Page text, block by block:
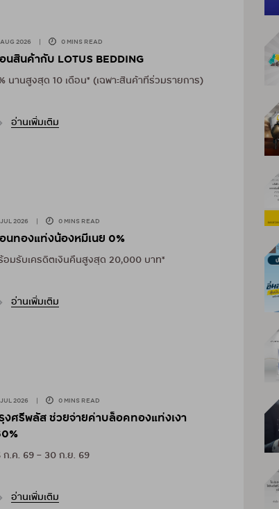
2026 0 MINS READ
นสินค้ากับ LOTUS BEDDING
นานสูงสุด 10 เดือน* (เฉพาะสินค้าที่ร่วมรายการ)
อ่านเพิ่มเติม
2026 0 MINS READ
นทองแท่งน้องหมีเนย 0%
อมรับเครดิตเงินคืนสูงสุด 20,000 บาท*
อ่านเพิ่มเติม
2026 0 MINS READ
งศรีพลัส ช่วยจ่ายค่าบล็อคทองแท่งเงา
ก.ค. 69 – 30 ก.ย. 69
อ่านเพิ่มเติม